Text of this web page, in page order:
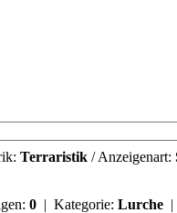
Terraristik / Anzeigenart:
0 | Kategorie: Lurche